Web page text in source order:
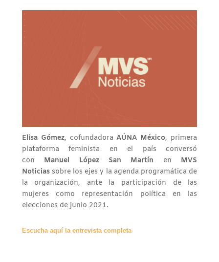
Elisa Gómez, cofundadoraAÚNA México, primera
plataforma feminista en el país conversó
con Manuel López San Martín en MVS
Noticiassobre los ejes y la agenda programática de
la organización, ante la participación de las
mujeres como representación política en las
elecciones de junio 2021.
Escucha aquí la entrevista completa